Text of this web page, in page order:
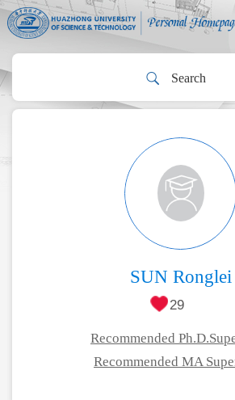
SUN Ronglei
29
Recommended
Recommended MA